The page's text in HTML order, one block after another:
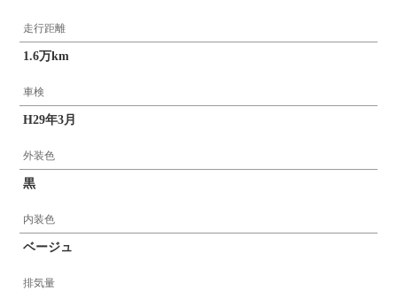
走行距離
1.6万km
車検
H29年3月
外装色
黒
内装色
ベージュ
排気量